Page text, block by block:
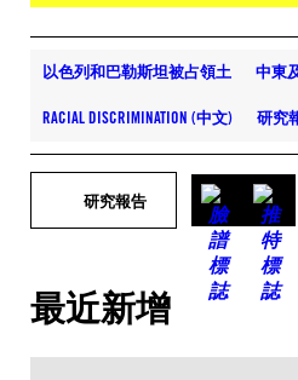
以色列和巴勒斯坦被占領土 中東
RACIAL DISCRIMINATION (中文) 研究
研究報告
最近新增